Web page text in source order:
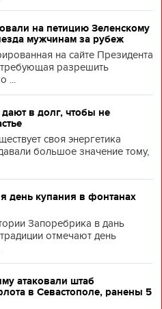
на петицию Зеленскому
мужчинам за рубеж
на сайте Президента
разрешить
...
в долг, чтобы не
своя энергетика
большое значение тому,
день купания в фонтанах
Запоребрика в дань
отмечают день
атаковали штаб
в Севастополе, ранены 5